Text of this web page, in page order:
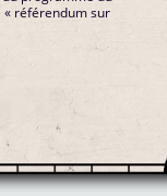
« référendum sur